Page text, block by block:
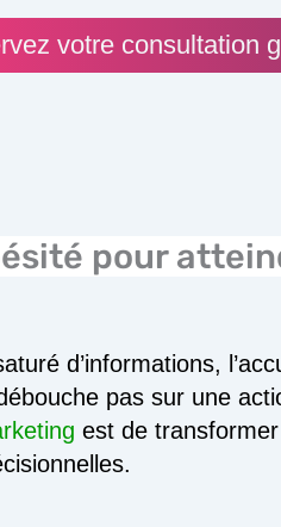
votre consultation
pour
d’informations,
pas sur une
est de